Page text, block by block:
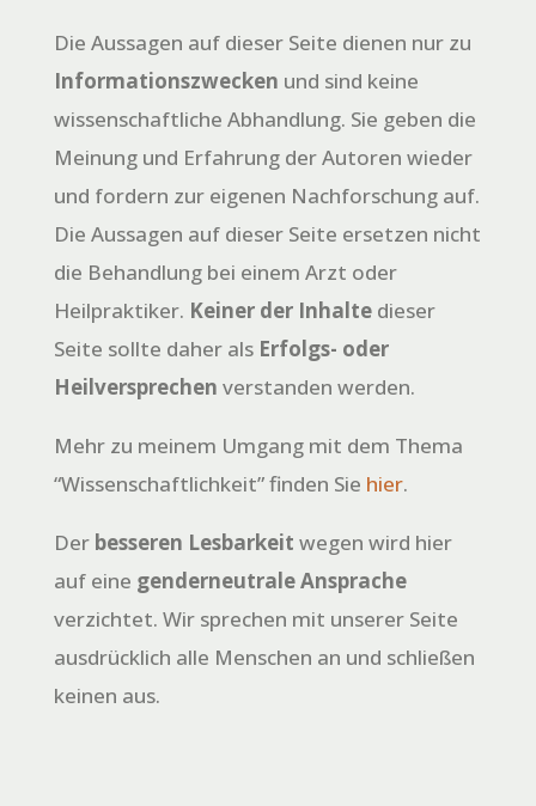
Die Aussagen auf dieser Seite dienen nur zu
Informationszwecken und sind keine
wissenschaftliche Abhandlung. Sie geben die
Meinung und Erfahrung der Autoren wieder
und fordern zur eigenen Nachforschung auf.
Die Aussagen auf dieser Seite ersetzen nicht
die Behandlung bei einem Arzt oder
Heilpraktiker. Keiner der Inhaltedieser
Seite sollte daher als Erfolgs- oder
Heilversprechen verstanden werden.
Mehr zu meinem Umgang mit dem Thema
“Wissenschaftlichkeit” finden Sie hier.
Der besseren Lesbarkeit wegen wird hier
auf eine genderneutrale Ansprache
verzichtet. Wir sprechen mit unserer Seite
ausdrücklich alle Menschen an und schließen
keinen aus.